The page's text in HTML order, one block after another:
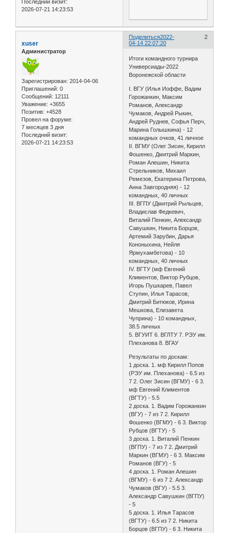
Последний визит:
2026-07-21 14:23:53
Поделиться 2
2022-
04-14 22:07:20
xuser
Администратор
Зарегистрирован: 2014-04-06
Приглашений: 0
Сообщений: 12111
Уважение: +3655
Позитив: +4528
Провел на форуме:
7 месяцев 3 дня
Последний визит:
2026-07-21 14:23:53
Итоги командного турнира
Универсиады-2022
Воронежской области
I. ВГУ (Илья Иоффе, Вадим
Горожанкин, Максим
Романов, Александр
Чумаков, Андрей Рыкин,
Андрей Руднев, Софья Перч,
Марина Голышкина) - 12
командных очков, 41 личное
II. ВГМУ (Олег Зисин, Кирилл
Фошенко, Дмитрий Маркин,
Роман Алешин, Никита
Стрельников, Михаил
Ремезов, Екатерина Петрова,
Анна Завгородняя) - 12
командных, 40 личных
III. ВГПУ (Дмитрий Рыльцев,
Владислав Федкевич,
Виталий Пенкин, Александр
Савушкин, Никита Борцов,
Артемий Зарубин, Дарья
Кононыхина, Нейля
Ярмухамбетова) - 10
командных, 40 личных
IV. ВГТУ (мф Евгений
Климентов, Виктор Рубцов,
Игорь Пушкарев, Павел
Ступин, Илья Тарасов,
Дмитрий Битюков, Ирина
Мешкова, Елизавета
Чуприна) - 10 командных,
38.5 личных
5. ВГУИТ 6. ВГЛТУ 7. РЭУ им.
Плеханова 8. ВГАУ
Результаты по доскам:
1 доска. 1. мф Кирилл Попов
(РЭУ им. Плеханова) - 6.5 из
7 2. Олег Зисин (ВГМУ) - 6 3.
мф Евгений Климентов
(ВГТУ) - 5.5
2 доска. 1. Вадим Горожанкин
(ВГУ) - 7 из 7 2. Кирилл
Фошенко (ВГМУ) - 6 3. Виктор
Рубцов (ВГТУ) - 5
3 доска. 1. Виталий Пенкин
(ВГПУ) - 7 из 7 2. Дмитрий
Маркин (ВГМУ) - 6 3. Максим
Романов (ВГУ) - 5
4 доска. 1. Роман Алешин
(ВГМУ) - 6 из 7 2. Александр
Чумаков (ВГУ) - 5.5 3.
Александр Савушкин (ВГПУ)
- 5
5 доска. 1. Илья Тарасов
(ВГТУ) - 6.5 из 7 2. Никита
Борцов (ВГПУ) - 6 3. Никита